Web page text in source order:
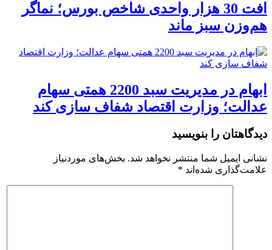
افت 30 هزار واحدی شاخص بورس؛ نماگر
هم‌وزن سبز ماند
ابهام در مدیریت سبد 2200 همتی سهام
عدالت؛ وزارت اقتصاد شفاف سازی کند
دیدگاهتان را بنویسید
نشانی ایمیل شما منتشر نخواهد شد. بخش‌های موردنیاز
علامت‌گذاری شده‌اند *